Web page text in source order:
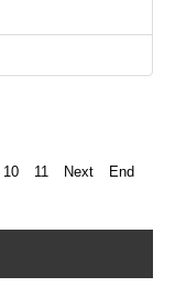
10 11 Next End